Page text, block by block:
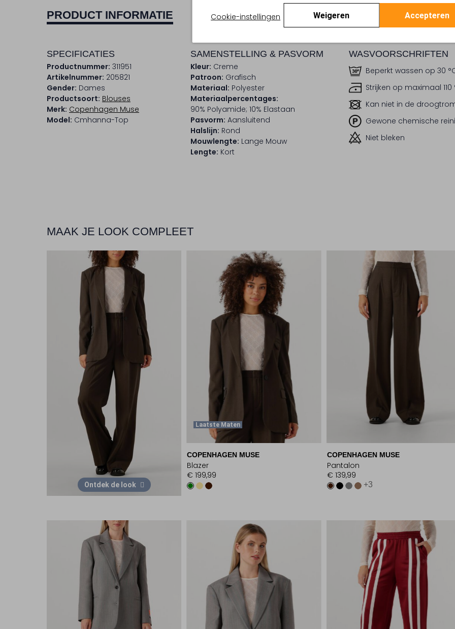
Cookie-instellingen Weigeren Accepteren
PRODUCT INFORMATIE BEZORGEN & RETOURNEREN
SPECIFICATIES
Productnummer: 311951
Artikelnummer: 205821
Gender: Dames
Productsoort: Blouses
Merk: Copenhagen Muse
Model: Cmhanna-Top
SAMENSTELLING & PASVORM
Kleur: Creme
Patroon: Grafisch
Materiaal: Polyester
Materiaalpercentages:
90% Polyamide; 10% Elastaan
Pasvorm: Aansluitend
Halslijn: Rond
Mouwlengte: Lange Mouw
Lengte: Kort
WASVOORSCHRIFTEN
Beperkt wassen op 30
Strijken op maximaal 110
Kan niet in de
Gewone chemische
Niet bleken
MAAK JE LOOK COMPLEET
Ontdek de look
Laatste Maten
COPENHAGEN MUSE
Blazer
€ 199,99
COPENHAGEN MUSE
Pantalon
€ 139,99
+3